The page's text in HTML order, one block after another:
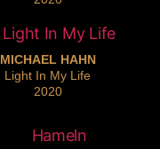
MICHAEL HAHN
Light In My Life
2020